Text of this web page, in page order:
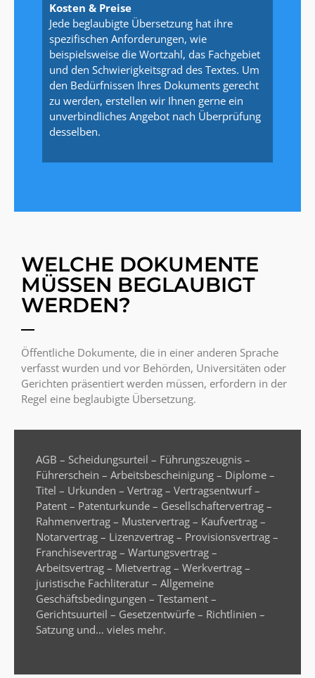
Kosten & Preise
Jede beglaubigte Übersetzung hat ihre
spezifischen Anforderungen, wie
beispielsweise die Wortzahl, das Fachgebiet
und den Schwierigkeitsgrad des Textes. Um
den Bedürfnissen Ihres Dokuments gerecht
zu werden, erstellen wir Ihnen gerne ein
unverbindliches Angebot nach Überprüfung
desselben.
WELCHE DOKUMENTE
MÜSSEN BEGLAUBIGT
WERDEN?
Öffentliche Dokumente, die in einer anderen Sprache
verfasst wurden und vor Behörden, Universitäten oder
Gerichten präsentiert werden müssen, erfordern in der
Regel eine beglaubigte Übersetzung.
AGB – Scheidungsurteil – Führungszeugnis –
Führerschein – Arbeitsbescheinigung – Diplome –
Titel – Urkunden – Vertrag – Vertragsentwurf –
Patent – Patenturkunde – Gesellschaftervertrag –
Rahmenvertrag – Mustervertrag – Kaufvertrag –
Notarvertrag – Lizenzvertrag – Provisionsvertrag –
Franchisevertrag – Wartungsvertrag –
Arbeitsvertrag – Mietvertrag – Werkvertrag –
juristische Fachliteratur – Allgemeine
Geschäftsbedingungen – Testament –
Gerichtsuurteil – Gesetzentwürfe – Richtlinien –
Satzung und… vieles mehr.